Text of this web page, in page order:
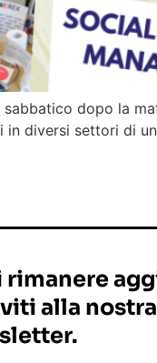
dopo la
diversi settori di
rimanere
alla nostra